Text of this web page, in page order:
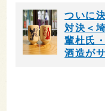
ついに
対決＜
輩杜氏
酒造が